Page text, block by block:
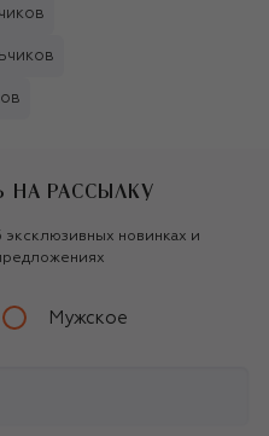
НА РАССЫЛКУ
эксклюзивных новинках и
Мужское